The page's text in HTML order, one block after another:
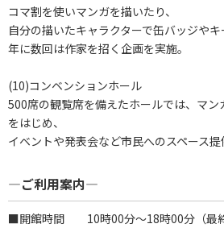
コマ割を使いマンガを描いたり、
自分の描いたキャラクターで缶バッジやキ
年に数回は作家を招く企画を実施。
(10)コンベンションホール
500席の観覧席を備えたホールでは、マン
をはじめ、
イベントや発表会など市民へのスペース提
―ご利用案内―
■開館時間 10時00分～18時00分（最終